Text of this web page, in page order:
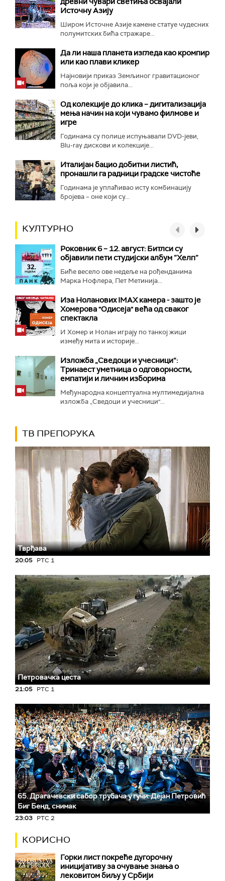
Источну Азију
Широм Источне Азије камене статуе чудесних
полумитских бића стражаре...
Да ли наша планета изгледа као кромпир
или као плави кликер
Најновији приказ Земљиног гравитационог
поља који је објавила...
Од колекције до клика – дигитализација
мења начин на који чувамо филмове и
игре
Годинама су полице испуњавали DVD-јеви,
Blu-ray дискови и колекције...
Италијан бацио добитни листић,
пронашли га радници градске чистоће
Годинама је уплаћивао исту комбинацију
бројева – оне који су...
КУЛТУРНО
Роковник 6 – 12. август: Битлси су
објавили пети студијски албум ”Хелп”
Биће весело ове недеље на рођенданима
Марка Нофлера, Пет Метинија...
Иза Ноланових IMAX камера - зашто је
Хомерова "Одисеја" већа од сваког
спектакла
И Хомер и Нолан играју по танкој жици
између мита и историје...
Изложба „Сведоци и учесници“:
Тринаест уметница о одговорности,
емпатији и личним изборима
Међународна концептуална мултимедијална
изложба „Сведоци и учесници"...
ТВ ПРЕПОРУКА
Тврђава
20:05 РТС 1
Петровачка цеста
21:05 РТС 1
65. Драгачевски сабор трубача у гучи: Дејан Петровић
Биг Бeнд, снимак
23:03 РТС 2
КОРИСНО
Горки лист покреће дугорочну
иницијативу за очување знања о
лековитом биљу у Србији